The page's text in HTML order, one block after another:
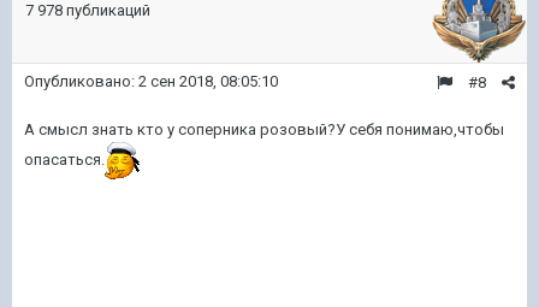
7 978 публикаций
#8
Опубликовано: 2 сен 2018, 08:05:10
А смысл знать кто у соперника розовый?У себя понимаю,чтобы
опасаться.